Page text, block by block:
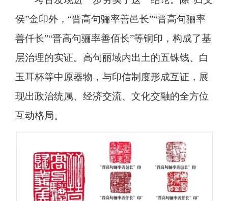
侯”金印外，“晋高句骊率善邑长”“晋高句骊率
善仟长”“晋高句骊率善佰长”等铜印，构成了基
层治理的实证。高句丽域内出土的五铢钱、白
玉耳杯等中原器物，与印信制度形成互证，展
现出政治统属、经济交流、文化交融的全方位
互动格局。